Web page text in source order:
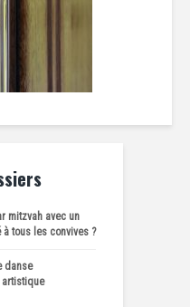
mitzvah avec un
tous les convives ?
danse
artistique